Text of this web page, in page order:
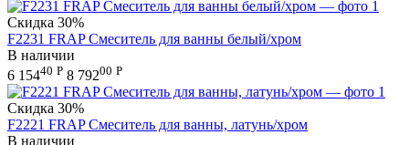
Скидка 30%
F2231 FRAP Смеситель для ванны белый/хром
В наличии
6 15440 Р 8 79200 Р
Скидка 30%
F2221 FRAP Смеситель для ванны, латунь/хром
В наличии